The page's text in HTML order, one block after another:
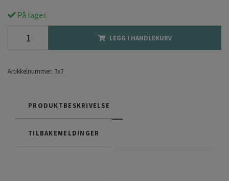
På lager.
LEGG I HANDLEKURV
Artikkelnummer: 7x7
PRODUKTBESKRIVELSE
TILBAKEMELDINGER